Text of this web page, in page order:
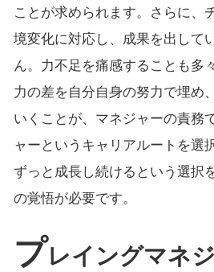
ことが求められます。さらに、
境変化に対応し、成果を出して
ん。力不足を痛感することも多
力の差を自分自身の努力で埋め
いくことが、マネジャーの責務
ャーというキャリアルートを選
ずっと成長し続けるという選択
の覚悟が必要です。
プレイングマネ